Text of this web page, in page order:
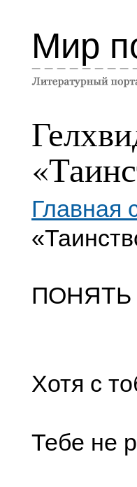
Мир
Главная
ПОНЯТЬ
Хотя с
Тебе не